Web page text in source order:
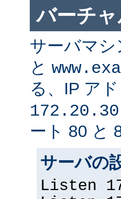
バーチ
サーバマ
と
る、IP ア
ート 80 と
サーバの
Listen